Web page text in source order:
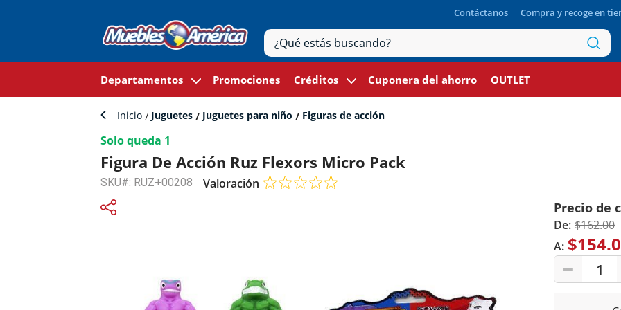
Contáctanos Compra y recoge en
Departamentos Promociones Créditos Cuponera del ahorro OUTLET
Inicio Juguetes Juguetes para niño Figuras de acción
Solo queda 1
Figura De Acción Ruz Flexors Micro Pack
SKU#: RUZ+00208 Valoración
Precio de
De: $162.00
A:
1